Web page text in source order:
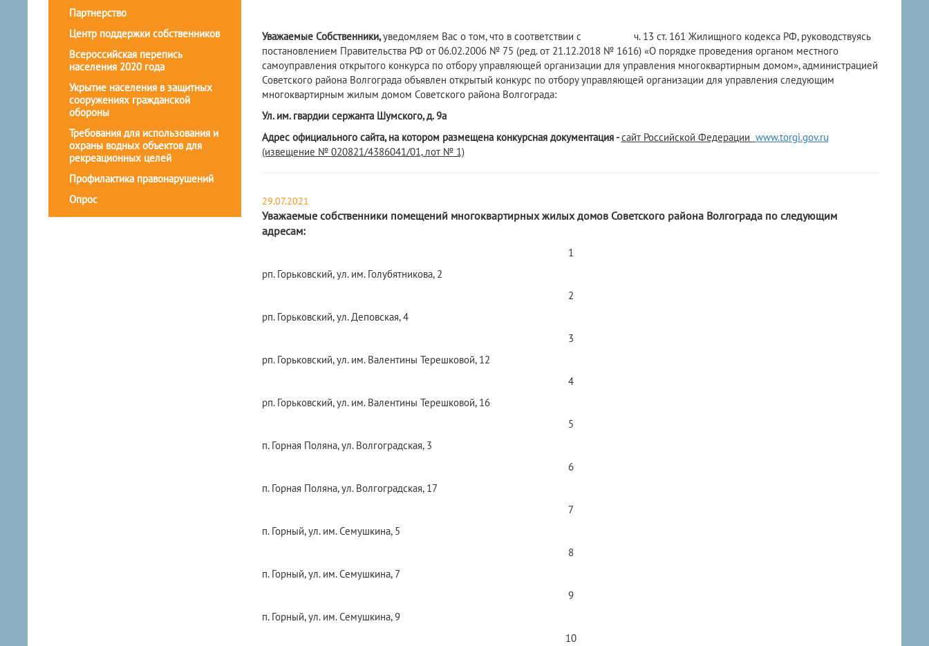
Партнерство
Центр поддержки собственников
Всероссийская перепись
населения 2020 года
Укрытие населения в защитных
сооружениях гражданской
обороны
Требования для использования и
охраны водных объектов для
рекреационных целей
Профилактика правонарушений
Опрос
УважаемыеСобственники,уведомляем Вас о том, что в соответствии с ч. 13 ст. 161 Жилищного кодекса РФ, руководствуясь
постановлением Правительства РФ от 06.02.2006 № 75 (ред. от 21.12.2018 № 1616) «О порядке проведения органом местного
самоуправления открытого конкурса по отбору управляющей организации для управления многоквартирным домом», администрацией
Советского района Волгограда объявлен открытый конкурс по отбору управляющей организации для управления следующим
многоквартирным жилым домом Советского района Волгограда:
Ул. им. гвардии сержанта Шумского, д. 9а
Адрес официального сайта, на котором размещена конкурсная документация -сайт Российской Федерации www.torgi.gov.ru
(извещение № 020821/4386041/01, лот № 1)
29.07.2021
Уважаемые собственники помещений многоквартирных жилых домов Советского района Волгограда по следующим
адресам:
1
рп. Горьковский, ул. им. Голубятникова, 2
2
рп. Горьковский, ул. Деповская, 4
3
рп. Горьковский, ул. им. Валентины Терешковой, 12
4
рп. Горьковский, ул. им. Валентины Терешковой, 16
5
п. Горная Поляна, ул. Волгоградская, 3
6
п. Горная Поляна, ул. Волгоградская, 17
7
п. Горный, ул. им. Семушкина, 5
8
п. Горный, ул. им. Семушкина, 7
9
п. Горный, ул. им. Семушкина, 9
10